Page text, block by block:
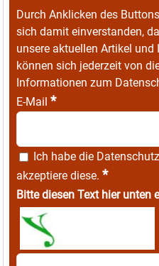
Durch Anklicken des
sich damit einverstanden,
unsere aktuellen Artikel
können sich jederzeit von
Informationen zum
E-Mail *
Ich habe die
akzeptiere diese. *
Bitte diesen Text hier unten